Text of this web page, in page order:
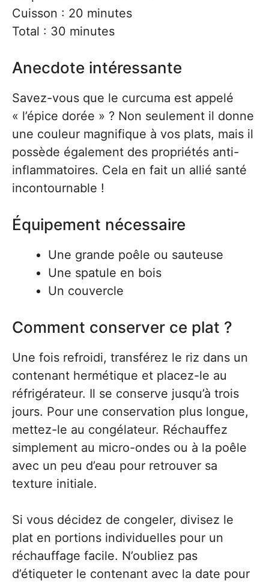
Cuisson : 20 minutes
Total : 30 minutes
Anecdote intéressante
Savez-vous que le curcuma est appelé
« l’épice dorée » ? Non seulement il donne
une couleur magnifique à vos plats, mais il
possède également des propriétés anti-
inflammatoires. Cela en fait un allié santé
incontournable !
Équipement nécessaire
Une grande poêle ou sauteuse
Une spatule en bois
Un couvercle
Comment conserver ce plat ?
Une fois refroidi, transférez le riz dans un
contenant hermétique et placez-le au
réfrigérateur. Il se conserve jusqu’à trois
jours. Pour une conservation plus longue,
mettez-le au congélateur. Réchauffez
simplement au micro-ondes ou à la poêle
avec un peu d’eau pour retrouver sa
texture initiale.
Si vous décidez de congeler, divisez le
plat en portions individuelles pour un
réchauffage facile. N’oubliez pas
d’étiqueter le contenant avec la date pour